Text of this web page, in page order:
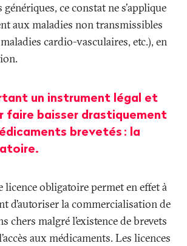
ce constat ne s'applique
aux maladies non transmissibles
cardio-vasculaires, etc.), en
un instrument légal et
faire baisser drastiquement
brevetés : la
licence obligatoire permet en effet à
d’autoriser la commercialisation de
chers malgré l’existence de brevets
aux médicaments. Les licences